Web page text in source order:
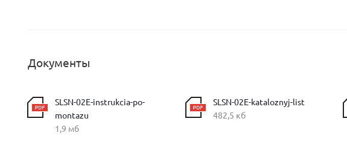
Документы
SLSN-02E-instrukcia-po-
montazu
1,9 мб
SLSN-02E-kataloznyj-list
482,5 кб